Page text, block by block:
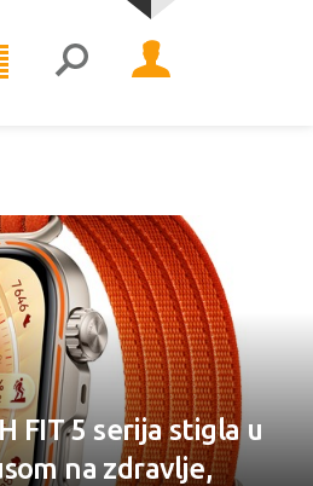
FIT 5 serija stigla u
na zdravlje,